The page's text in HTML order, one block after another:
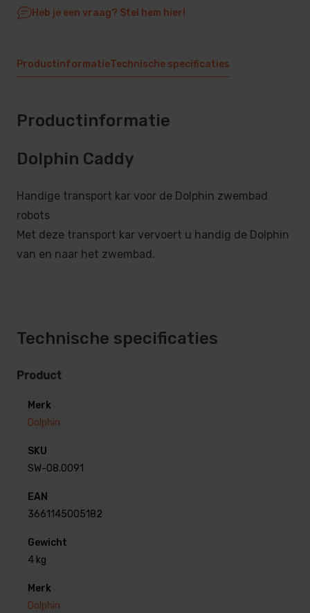
Heb je een vraag? Stel hem hier!
ProductinformatieTechnische specificaties
Productinformatie
Dolphin Caddy
Handige transport kar voor de Dolphin zwembad
robots
Met deze transport kar vervoert u handig de Dolphin
van en naar het zwembad.
Technische specificaties
Product
Merk
Dolphin
SKU
SW-08.0091
EAN
3661145005182
Gewicht
4 kg
Merk
Dolphin